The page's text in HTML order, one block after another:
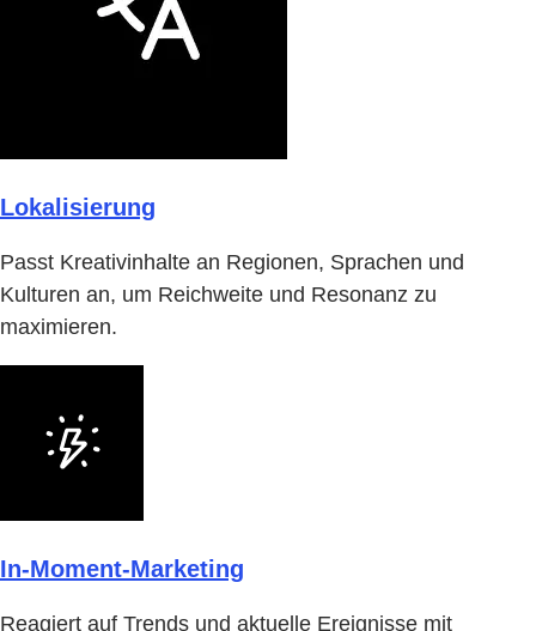
Lokalisierung
Passt Kreativinhalte an Regionen, Sprachen und
Kulturen an, um Reichweite und Resonanz zu
maximieren.
In-Moment-Marketing
Reagiert auf Trends und aktuelle Ereignisse mit